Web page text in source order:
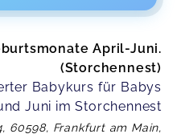
Wohlfühlkurs ☺️
Evelyn,Mar 12
müde Mamaherzen
Kurs vermittelt sie
April-Juni.
(Storchennest)
Babykurs für Babys
Juni im Storchennest
60598, Frankfurt am Main,